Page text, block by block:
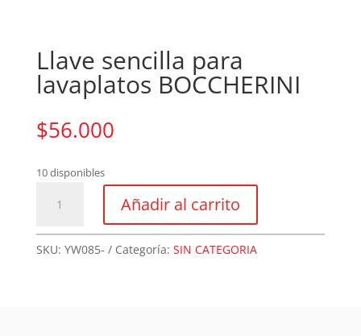
Llave sencilla para
lavaplatos BOCCHERINI
$56.000
10 disponibles
sencilla
lavaplatos
Añadir al carrito
SKU: YW085- Categoría: SIN CATEGORIA